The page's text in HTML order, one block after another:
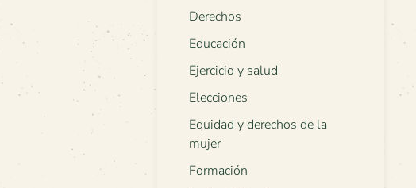
Derechos
Educación
Ejercicio y salud
Elecciones
Equidad y derechos de la
mujer
Formación